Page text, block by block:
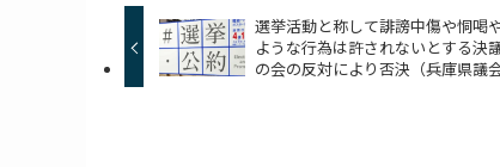
選挙活動と称して誹謗中傷や恫喝
ような行為は許されないとする決
の会の反対により否決（兵庫県議会